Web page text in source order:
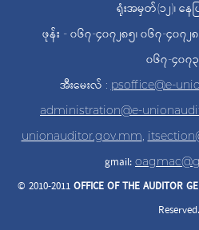
ရုံးအမှတ်(၁၂)၊ နေ
ဖုန်း - ၀၆၇-၄၀၇၂၈၅၊ ၀၆၇-၄၀၇
၀၆၇-၄၀၇
အီးမေးလ် : psoffice@e-
administration@e-
unionauditor.gov.mm,
gmail:
© 2010-2011OFFICE OF THE AUDITOR
Reserved.